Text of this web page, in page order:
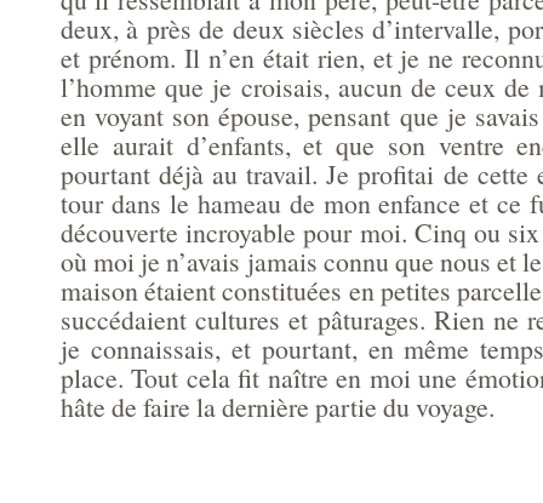
deux, à près de deux siècles d’intervalle,
et prénom. Il n’en était rien, et je ne
l’homme que je croisais, aucun de ceux de
en voyant son épouse, pensant que je
elle aurait d’enfants, et que son ventre
pourtant déjà au travail. Je profitai de cette
tour dans le hameau de mon enfance et ce
découverte incroyable pour moi. Cinq ou
où moi je n’avais jamais connu que nous et
maison étaient constituées en petites
succédaient cultures et pâturages. Rien ne
je connaissais, et pourtant, en même
place. Tout cela fit naître en moi une
hâte de faire la dernière partie du voyage.